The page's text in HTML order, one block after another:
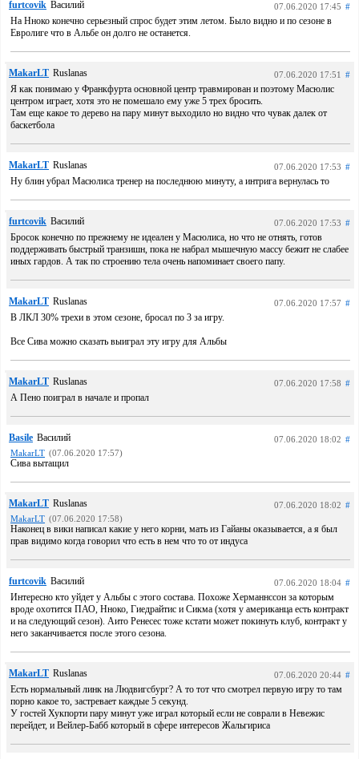
furtcovik Василий 07.06.2020 17:45 #
На Нноко конечно серьезный спрос будет этим летом. Было видно и по сезоне в
Евролиге что в Альбе он долго не останется.
MakarLT Ruslanas 07.06.2020 17:51 #
Я как понимаю у Франкфурта основной центр травмирован и поэтому Масюлис
центром играет, хотя это не помешало ему уже 5 трех бросить.
Там еще какое то дерево на пару минут выходило но видно что чувак далек от
баскетбола
MakarLT Ruslanas 07.06.2020 17:53 #
Ну блин убрал Масюлиса тренер на последнюю минуту, а интрига вернулась то
furtcovik Василий 07.06.2020 17:53 #
Бросок конечно по прежнему не идеален у Масюлиса, но что не отнять, готов
поддерживать быстрый транзишн, пока не набрал мышечную массу бежит не слабее
иных гардов. А так по строению тела очень напоминает своего папу.
MakarLT Ruslanas 07.06.2020 17:57 #
В ЛКЛ 30% трехи в этом сезоне, бросал по 3 за игру.
Все Сива можно сказать выиграл эту игру для Альбы
MakarLT Ruslanas 07.06.2020 17:58 #
А Пено поиграл в начале и пропал
Basile Василий 07.06.2020 18:02 #
MakarLT (07.06.2020 17:57)
Сива вытащил
MakarLT Ruslanas 07.06.2020 18:02 #
MakarLT (07.06.2020 17:58)
Наконец в вики написал какие у него корни, мать из Гайаны оказывается, а я был
прав видимо когда говорил что есть в нем что то от индуса
furtcovik Василий 07.06.2020 18:04 #
Интересно кто уйдет у Альбы с этого состава. Похоже Херманнссон за которым
вроде охотится ПАО, Нноко, Гиедрайтис и Сикма (хотя у американца есть контракт
и на следующий сезон). Аито Ренесес тоже кстати может покинуть клуб, контракт у
него заканчивается после этого сезона.
MakarLT Ruslanas 07.06.2020 20:44 #
Есть нормальный линк на Людвигсбург? А то тот что смотрел первую игру то там
порно какое то, застревает каждые 5 секунд.
У гостей Хукпорти пару минут уже играл который если не соврали в Невежис
перейдет, и Вейлер-Бабб который в сфере интересов Жальгириса